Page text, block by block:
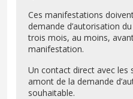
Ces manifestations
demande d’autorisation
trois mois, au moins,
manifestation.
Un contact direct avec les
amont de la demande
souhaitable.